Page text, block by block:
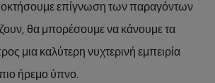
επίγνωση των παραγόντων
θα μπορέσουμε να κάνουμε τα
μια καλύτερη νυχτερινή εμπειρία
πιο ήρεμο ύπνο.